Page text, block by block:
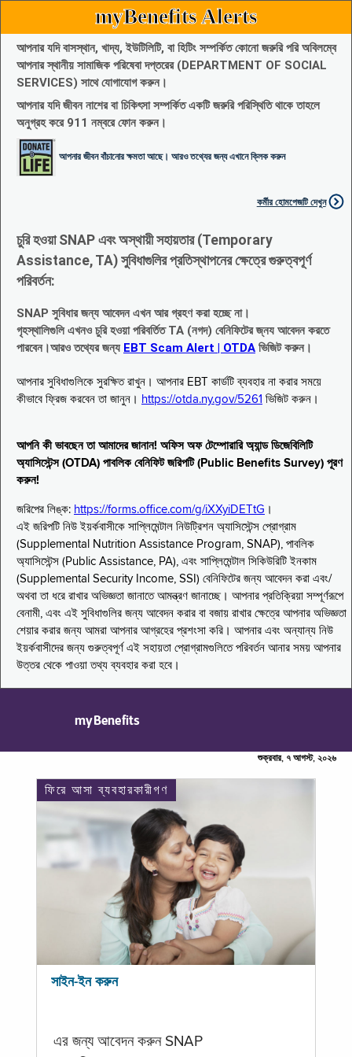
myBenefits Alerts
আপনার যদি বাসস্থান, খাদ্য, ইউটিলিটি, বা হিটিং সম্পর্কিত কোনো জরুরি পরি অবিলম্বে
আপনার স্থানীয় সামাজিক পরিষেবা দপ্তরের (DEPARTMENT OF SOCIAL
SERVICES) সাথে যোগাযোগ করুন।
আপনার যদি জীবন নাশের বা চিকিৎসা সম্পর্কিত একটি জরুরি পরিস্থিতি থাকে তাহলে
অনুগ্রহ করে 911 নম্বরে ফোন করুন।
আপনার জীবন বাঁচানোর ক্ষমতা আছে। আরও তথ্যের জন্য এখানে ক্লিক করুন
কর্মীর হোমপেজটি দেখুন
চুরি হওয়া SNAP এবং অস্থায়ী সহায়তার (Temporary
Assistance, TA) সুবিধাগুলির প্রতিস্থাপনের ক্ষেত্রে গুরুত্বপূর্ণ
পরিবর্তন:
SNAP সুবিধার জন্য আবেদন এখন আর গ্রহণ করা হচ্ছে না।
গৃহস্থালিগুলি এখনও চুরি হওয়া পরিবর্তিত TA (নগদ) বেনিফিটের জ্নয আবেদন করতে
পারবেন।আরও তথ্যের জন্য EBT Scam Alert | OTDA ভিজিট করুন।
আপনার সুবিধাগুলিকে সুরক্ষিত রাখুন। আপনার EBT কার্ডটি ব্যবহার না করার সময়ে
কীভাবে ফ্রিজ করবেন তা জানুন। https://otda.ny.gov/5261 ভিজিট করুন।
আপনি কী ভাবছেন তা আমাদের জানান! অফিস অফ টেম্পোরারি অ্যান্ড ডিজেবিলিটি
অ্যাসিস্টেন্স (OTDA) পাবলিক বেনিফিট জরিপটি (Public Benefits Survey) পূরণ
করুন!
জরিপের লিঙ্ক: https://forms.office.com/g/iXXyiDETtG ।
এই জরিপটি নিউ ইয়র্কবাসীকে সাপ্লিমেন্টাল নিউট্রিশন অ্যাসিস্টেন্স প্রোগ্রাম
(Supplemental Nutrition Assistance Program, SNAP), পাবলিক
অ্যাসিস্টেন্স (Public Assistance, PA), এবং সাপ্লিমেন্টাল সিকিউরিটি ইনকাম
(Supplemental Security Income, SSI) বেনিফিটের জন্য আবেদন করা এবং/
অথবা তা ধরে রাখার অভিজ্ঞতা জানাতে আমন্ত্রণ জানাচ্ছে। আপনার প্রতিক্রিয়া সম্পূর্ণরূপে
বেনামী, এবং এই সুবিধাগুলির জন্য আবেদন করার বা বজায় রাখার ক্ষেত্রে আপনার অভিজ্ঞতা
শেয়ার করার জন্য আমরা আপনার আগ্রহের প্রশংসা করি। আপনার এবং অন্যান্য নিউ
ইয়র্কবাসীদের জন্য গুরুত্বপূর্ণ এই সহায়তা প্রোগ্রামগুলিতে পরিবর্তন আনার সময় আপনার
উত্তর থেকে পাওয়া তথ্য ব্যবহার করা হবে।
myBenefits
শুক্রবার, ৭ আগস্ট, ২০২৬
ফিরে আসা ব্যবহারকারীগণ
সাইন-ইন করুন
এর জন্য আবেদন করুন SNAP